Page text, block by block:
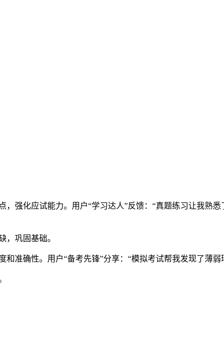
强化应试能力。用户“学习达人”反馈：“真题练习让我熟
，巩固基础。
准确性。用户“备考先锋”分享：“模拟考试帮我发现了薄